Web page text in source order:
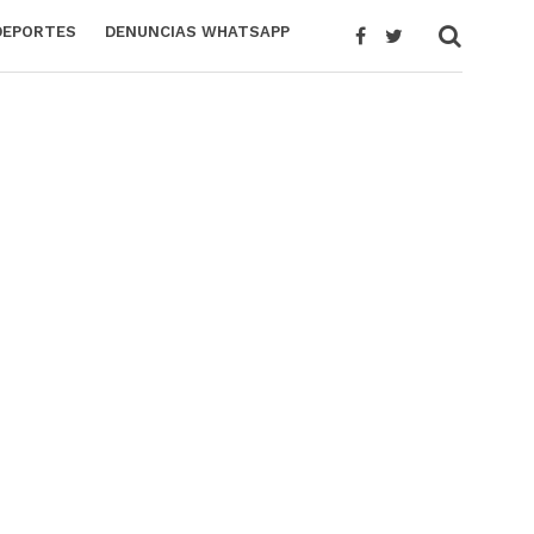
DENUNCIAS WHATSAPP